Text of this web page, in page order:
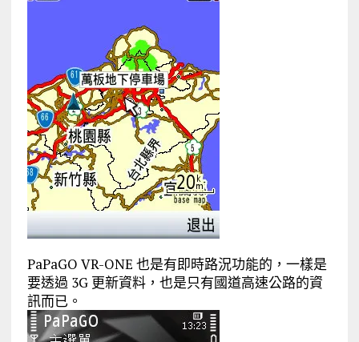
PaPaGO VR-ONE 也是有即時路況功能的，一樣是
要透過 3G 更新資料，也是只有國道高速公路的資
訊而已。